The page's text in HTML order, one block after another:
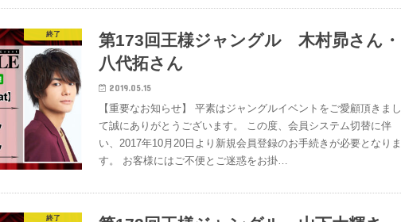
終了
第173回王様ジャングル 木村昴さん・
八代拓さん
2019.05.15
【重要なお知らせ】 平素はジャングルイベントをご愛顧頂きまし
て誠にありがとうございます。 この度、会員システム切替に伴
い、2017年10月20日より新規会員登録のお手続きが必要となりま
す。 お客様にはご不便とご迷惑をお掛…
終了